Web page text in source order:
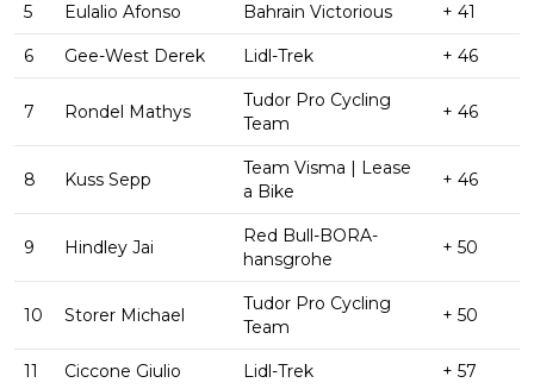
5 Eulalio Afonso Bahrain Victorious + 41
6 Gee-West Derek Lidl-Trek + 46
7 Rondel Mathys
Tudor Pro Cycling
Team
+ 46
8 Kuss Sepp
Team Visma | Lease
a Bike
+ 46
9 Hindley Jai
Red Bull-BORA-
hansgrohe
+ 50
10 Storer Michael
Tudor Pro Cycling
Team
+ 50
11 Ciccone Giulio Lidl-Trek + 57